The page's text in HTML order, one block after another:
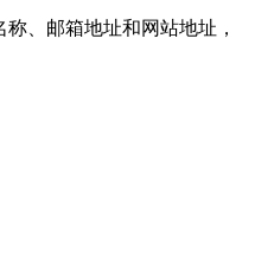
、邮箱地址和网站地址，